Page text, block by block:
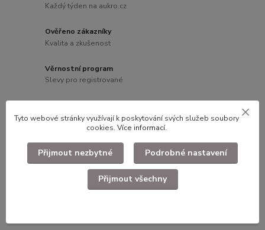
Každý týden na aukro.cz
Ověřeno zákazníky
Kvalita a zkušenost
Věrnostní program
Slevy pro registrované
Kompletní specifikace
Sako Dámské AČR C.I.S.M ošité originál nášivkou včetně
originálního skladištní nálepky AČR.
Tyto webové stránky využívají k poskytování svých služeb soubory
cookies. Více informací.
Přijmout nezbytné Podrobné nastavení
Přijmout všechny